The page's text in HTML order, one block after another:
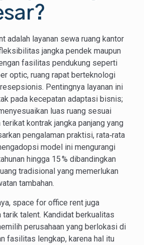
adalah layanan sewa ruang kantor
jangka pendek maupun
fasilitas pendukung seperti
optic, ruang rapat berteknologi
Pentingnya layanan ini
pada kecepatan adaptasi bisnis;
luas ruang sesuai
kontrak jangka panjang yang
pengalaman praktisi, rata‑rata
model ini mengurangi
hingga 15 % dibandingkan
tradisional yang memerlukan
tambahan.
space for office rent juga
tarik talent. Kandidat berkualitas
perusahaan yang berlokasi di
fasilitas lengkap, karena hal itu